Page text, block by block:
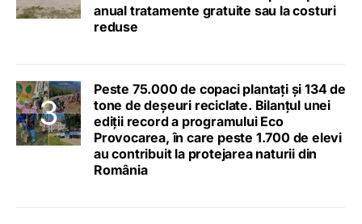
anual tratamente gratuite sau la costuri
reduse
Peste 75.000 de copaci plantați și 134 de
tone de deșeuri reciclate. Bilanțul unei
ediții record a programului Eco
Provocarea, în care peste 1.700 de elevi
au contribuit la protejarea naturii din
România